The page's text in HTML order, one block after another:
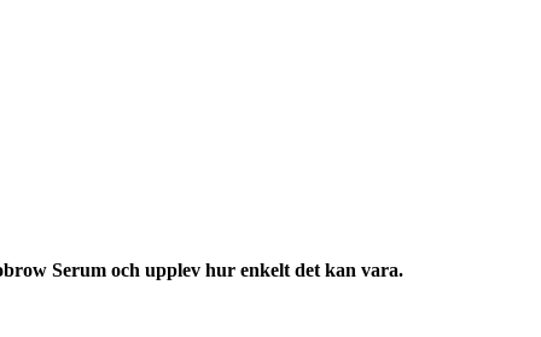
Serum och upplev hur enkelt det kan vara.